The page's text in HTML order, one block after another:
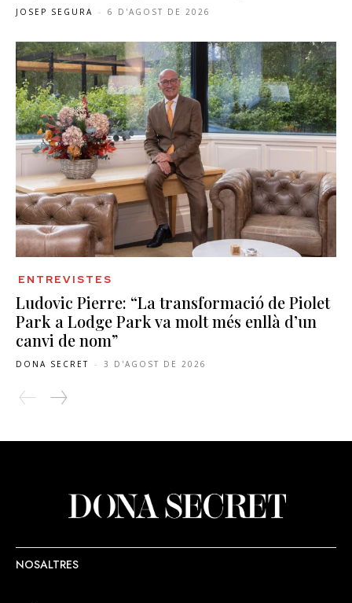
JOSEP SEGURA - 6 D'AGOST DE 2026
ENTREVISTES
Ludovic Pierre: “La transformació de Piolet
Park a Lodge Park va molt més enllà d’un
canvi de nom”
DONA SECRET - 3 D'AGOST DE 2026
NOSALTRES